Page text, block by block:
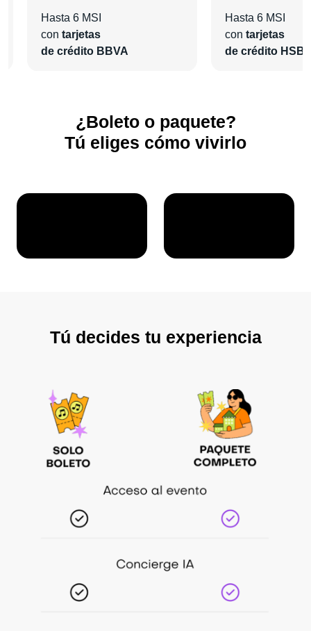
más te guste y agrega las actividades extras que desees.
Pa'l Conciertonos encargaremos de todo para que
Hasta 6 MSI
con tarjetas
de crédito BBVA
Hasta 6 MSI
con tarjetas
de crédito
¿Boleto o paquete?
Tú eliges cómo vivirlo
Tú decides tu experiencia